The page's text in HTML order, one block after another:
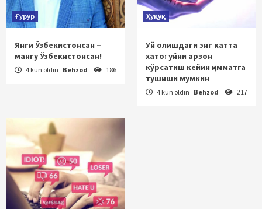
Ғурур
Янги Ўзбекистонсан –
мангу Ўзбекистонсан!
4 kun oldin Behzod 186
Ҳуқуқ
Уй олишдаги энг катта
хато: уйни арзон
кўрсатиш кейин қимматга
тушиши мумкин
4 kun oldin Behzod 217